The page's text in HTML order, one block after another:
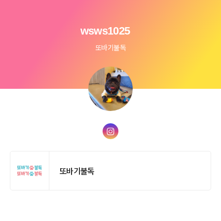
wsws1025
또바기불독
또바기불독